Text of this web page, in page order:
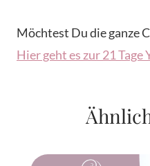
Möchtest Du die ganze
Hier geht es zur 21 Tage